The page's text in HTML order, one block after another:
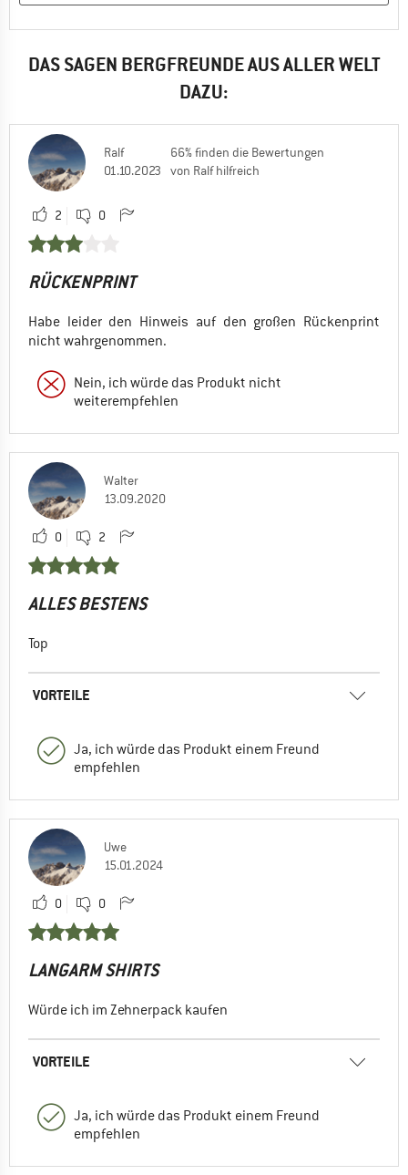
DAS SAGEN BERGFREUNDE AUS ALLER WELT
DAZU:
Ralf
01.10.2023
66% finden die Bewertungen
von Ralf hilfreich
2 0
RÜCKENPRINT
Habe leider den Hinweis auf den großen Rückenprint
nicht wahrgenommen.
Nein, ich würde das Produkt nicht
weiterempfehlen
Walter
13.09.2020
0 2
ALLES BESTENS
Top
VORTEILE
Ja, ich würde das Produkt einem Freund
empfehlen
Uwe
15.01.2024
0 0
LANGARM SHIRTS
Würde ich im Zehnerpack kaufen
VORTEILE
Ja, ich würde das Produkt einem Freund
empfehlen